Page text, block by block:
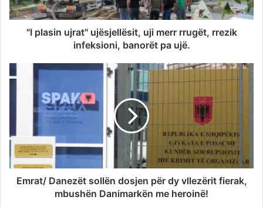
"I plasin ujrat" ujësjellësit, uji merr rrugët, rrezik
infeksioni, banorët pa ujë.
Emrat/ Danezët sollën dosjen për dy vllezërit fierak,
mbushën Danimarkën me heroinë!